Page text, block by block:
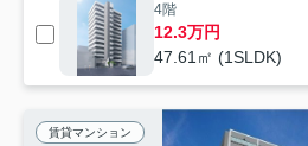
4階
12.3万円
47.61㎡ (1SLDK)
賃貸マンション